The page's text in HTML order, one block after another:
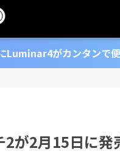
Luminar4がカンタンで
が2月15日に発